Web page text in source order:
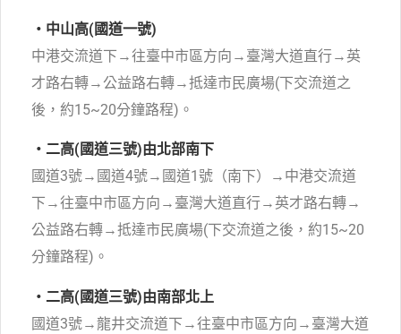
・中山高(國道一號)
中港交流道下→往臺中市區方向→臺灣大道直行→英
才路右轉→公益路右轉→抵達市民廣場(下交流道之
後，約15~20分鐘路程)。
・二高(國道三號)由北部南下
國道3號→國道4號→國道1號（南下）→中港交流道
下→往臺中市區方向→臺灣大道直行→英才路右轉→
公益路右轉→抵達市民廣場(下交流道之後，約15~20
分鐘路程)。
・二高(國道三號)由南部北上
國道3號→龍井交流道下→往臺中市區方向→臺灣大道